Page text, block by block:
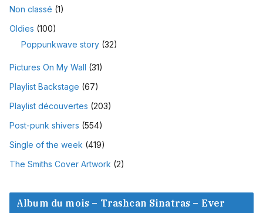
Non classé (1)
Oldies (100)
Poppunkwave story (32)
Pictures On My Wall (31)
Playlist Backstage (67)
Playlist découvertes (203)
Post-punk shivers (554)
Single of the week (419)
The Smiths Cover Artwork (2)
Album du mois – Trashcan Sinatras – Ever